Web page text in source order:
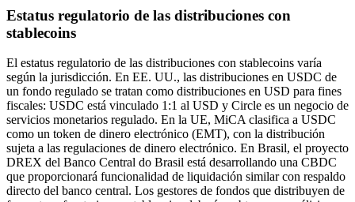
Estatus regulatorio de las distribuciones con
stablecoins
El estatus regulatorio de las distribuciones con stablecoins varía
según la jurisdicción. En EE. UU., las distribuciones en USDC de
un fondo regulado se tratan como distribuciones en USD para fines
fiscales: USDC está vinculado 1:1 al USD y Circle es un negocio de
servicios monetarios regulado. En la UE, MiCA clasifica a USDC
como un token de dinero electrónico (EMT), con la distribución
sujeta a las regulaciones de dinero electrónico. En Brasil, el proyecto
DREX del Banco Central do Brasil está desarrollando una CBDC
que proporcionará funcionalidad de liquidación similar con respaldo
directo del banco central. Los gestores de fondos que distribuyen de